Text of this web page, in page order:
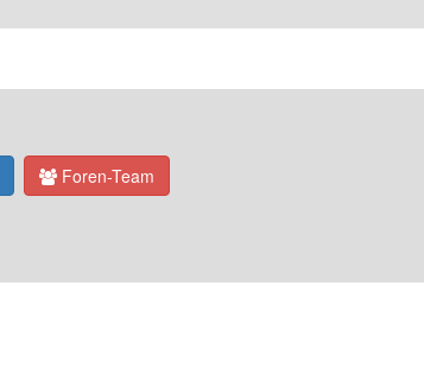
Foren-Team